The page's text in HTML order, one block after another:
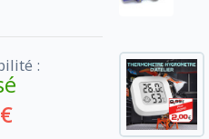
: